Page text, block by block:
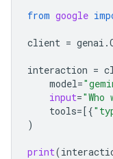
from google
client = genai .
interaction =
model=
input="Who
tools=[{
)
print(